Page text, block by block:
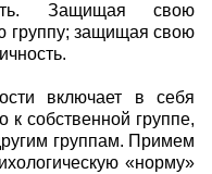
Защищая свою
группу; защищая свою
включает в себя
к собственной группе,
группам. Примем
«норму»